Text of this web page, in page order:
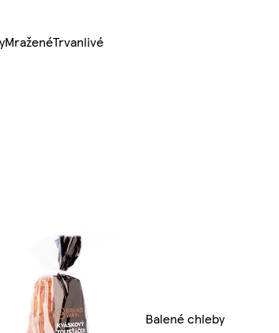
MraženéTrvanlivé
Balené chleby